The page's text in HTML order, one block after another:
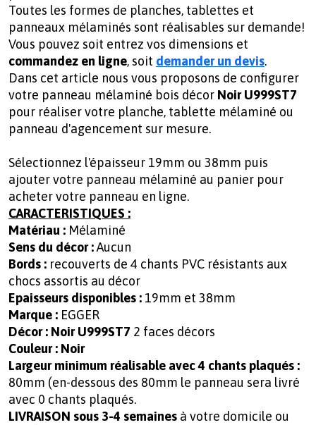
Toutes les formes de planches, tablettes et
panneaux mélaminés sont réalisables sur demande!
Vous pouvez soit entrez vos dimensions et
commandez en ligne, soit demander un devis.
Dans cet article nous vous proposons de configurer
votre panneau mélaminé bois décor Noir U999ST7
pour réaliser votre planche, tablette mélaminé ou
panneau d'agencement sur mesure.
Sélectionnez l'épaisseur 19mm ou 38mm puis
ajouter votre panneau mélaminé au panier pour
acheter votre panneau en ligne.
CARACTERISTIQUES :
Matériau : Mélaminé
Sens du décor :Aucun
Bords : recouverts de 4 chants PVC résistants aux
chocs assortis au décor
Epaisseurs disponibles : 19mm et 38mm
Marque : EGGER
Décor : Noir U999ST7 2 faces décors
Couleur : Noir
Largeur minimum réalisable avec 4 chants plaqués :
80mm (en-dessous des 80mm le panneau sera livré
avec 0 chants plaqués.
LIVRAISON sous 3-4 semaines à votre domicile ou